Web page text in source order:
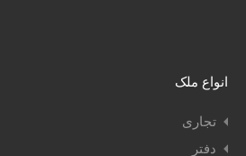
انواع ملک
تجاری
دفتر